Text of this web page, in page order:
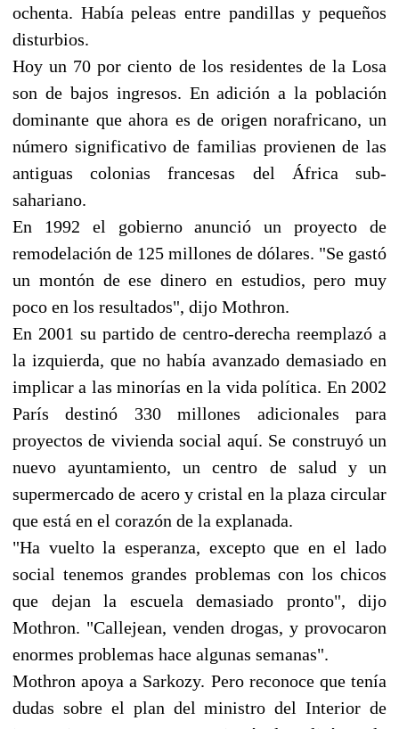
ochenta. Había peleas entre pandillas y pequeños
disturbios.
Hoy un 70 por ciento de los residentes de la Losa
son de bajos ingresos. En adición a la población
dominante que ahora es de origen norafricano, un
número significativo de familias provienen de las
antiguas colonias francesas del África sub-
sahariano.
En 1992 el gobierno anunció un proyecto de
remodelación de 125 millones de dólares. "Se gastó
un montón de ese dinero en estudios, pero muy
poco en los resultados", dijo Mothron.
En 2001 su partido de centro-derecha reemplazó a
la izquierda, que no había avanzado demasiado en
implicar a las minorías en la vida política. En 2002
París destinó 330 millones adicionales para
proyectos de vivienda social aquí. Se construyó un
nuevo ayuntamiento, un centro de salud y un
supermercado de acero y cristal en la plaza circular
que está en el corazón de la explanada.
"Ha vuelto la esperanza, excepto que en el lado
social tenemos grandes problemas con los chicos
que dejan la escuela demasiado pronto", dijo
Mothron. "Callejean, venden drogas, y provocaron
enormes problemas hace algunas semanas".
Mothron apoya a Sarkozy. Pero reconoce que tenía
dudas sobre el plan del ministro del Interior de